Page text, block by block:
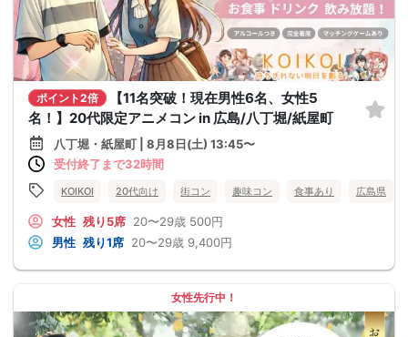
ポイント2倍
【11名突破！現在男性6名、女性5
名！】20代限定アニメコン in 広島/八丁堀/紙屋町
八丁堀・紙屋町 | 8月8日(土) 13:45〜
受付終了まで32時間
KOIKOI 20代向け 街コン 趣味コン 食事あり 広島県
女性 残り5席 20〜29歳 500円
男性 残り1席 20〜29歳 9,400円
女性先行中！